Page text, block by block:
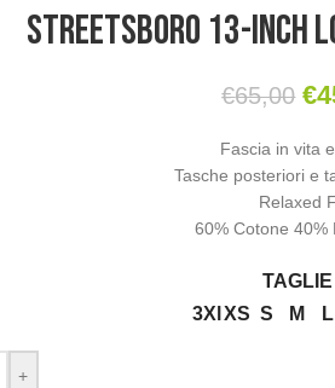
Streetsboro 13-Inch
€65,00 €
Fascia in vita
Tasche posteriori e
Relaxed
60% Cotone 40%
TAGLIE
3Xl XS S M L
+